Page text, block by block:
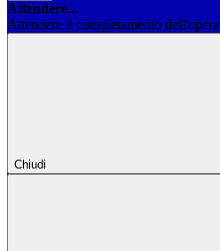
Attendere...
Attendere il completamento
Chiudi